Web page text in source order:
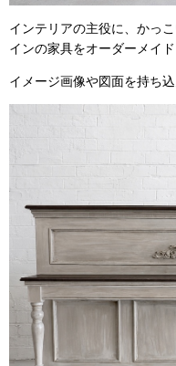
インテリアの主役に、かっ
インの家具をオーダーメイド
イメージ画像や図面を持ち